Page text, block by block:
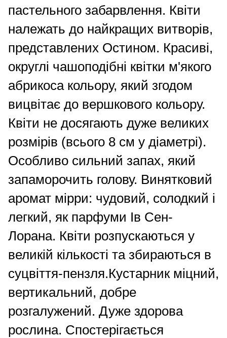
пастельного забарвлення. Квіти
належать до найкращих витворів,
представлених Остином. Красиві,
округлі чашоподібні квітки м'якого
абрикоса кольору, який згодом
вицвітає до вершкового кольору.
Квіти не досягають дуже великих
розмірів (всього 8 см у діаметрі).
Особливо сильний запах, який
запаморочить голову. Винятковий
аромат мірри: чудовий, солодкий і
легкий, як парфуми Ів Сен-
Лорана. Квіти розпускаються у
великій кількості та збираються в
суцвіття-пензля.Кустарник міцний,
вертикальний, добре
розгалужений. Дуже здорова
рослина. Спостерігається